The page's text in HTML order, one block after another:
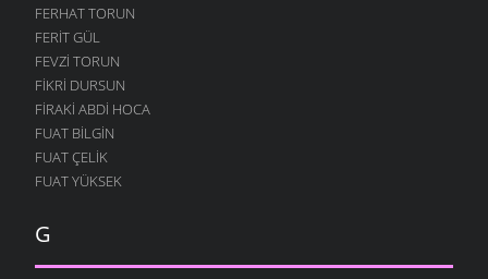
FERHAT TORUN
FERIT GÜL
FEVZI TORUN
FIKRI DURSUN
FIRAKI ABDI HOCA
FUAT BILGIN
FUAT ÇELIK
FUAT YÜKSEK
G